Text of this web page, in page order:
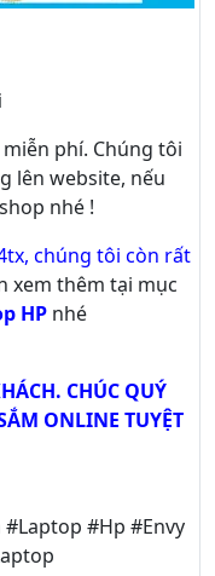
miễn phí. Chúng tôi
lên website, nếu
nhé !
chúng tôi còn rất
xem thêm tại mục
HP nhé
CHÚC QUÝ
ONLINE TUYỆT
#Laptop #Hp #Envy